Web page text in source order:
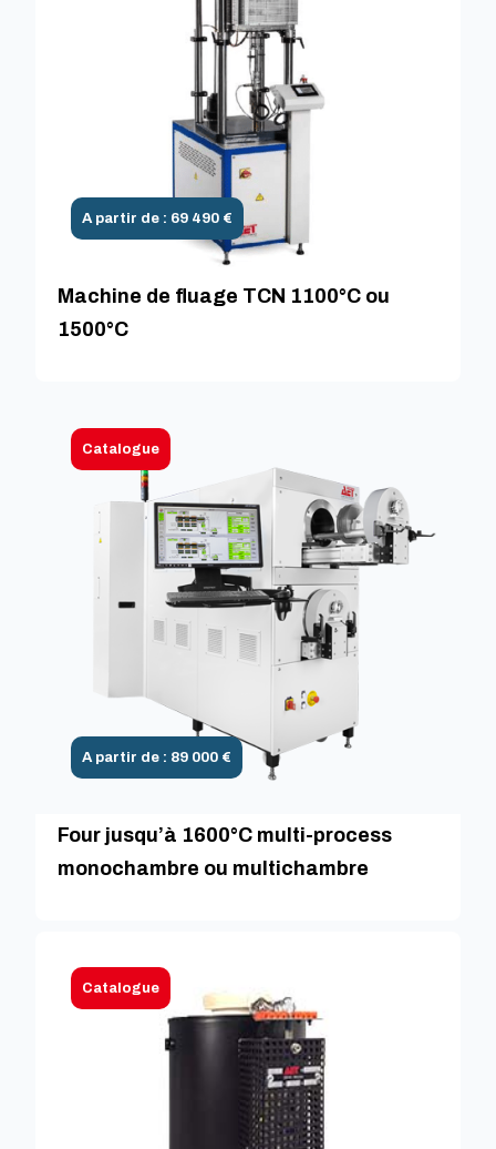
A partir de : 69 490 €
Machine de fluage TCN 1100°C ou
1500°C
Catalogue
A partir de : 89 000 €
Four jusqu’à 1600°C multi-process
monochambre ou multichambre
Catalogue